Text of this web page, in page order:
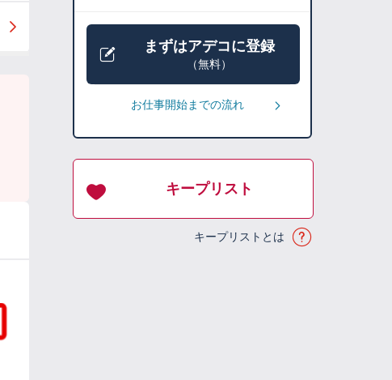
まずはアデコに登録
（無料）
お仕事開始までの流れ
キープリスト
キープリストとは